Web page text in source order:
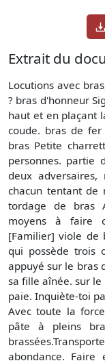
Extrait du
Locutions avec
? bras d'honneur
haut et en plaçant
coude. bras de
bras Petite
personnes. partie
deux adversaires,
chacun tentant
tordage de bras
moyens à faire
[Familier] viole de
qui possède trois
appuyé sur le bras
sa fille aînée. sur le
paie. Inquiète-toi
Avec toute la
pâte à pleins
abondance.